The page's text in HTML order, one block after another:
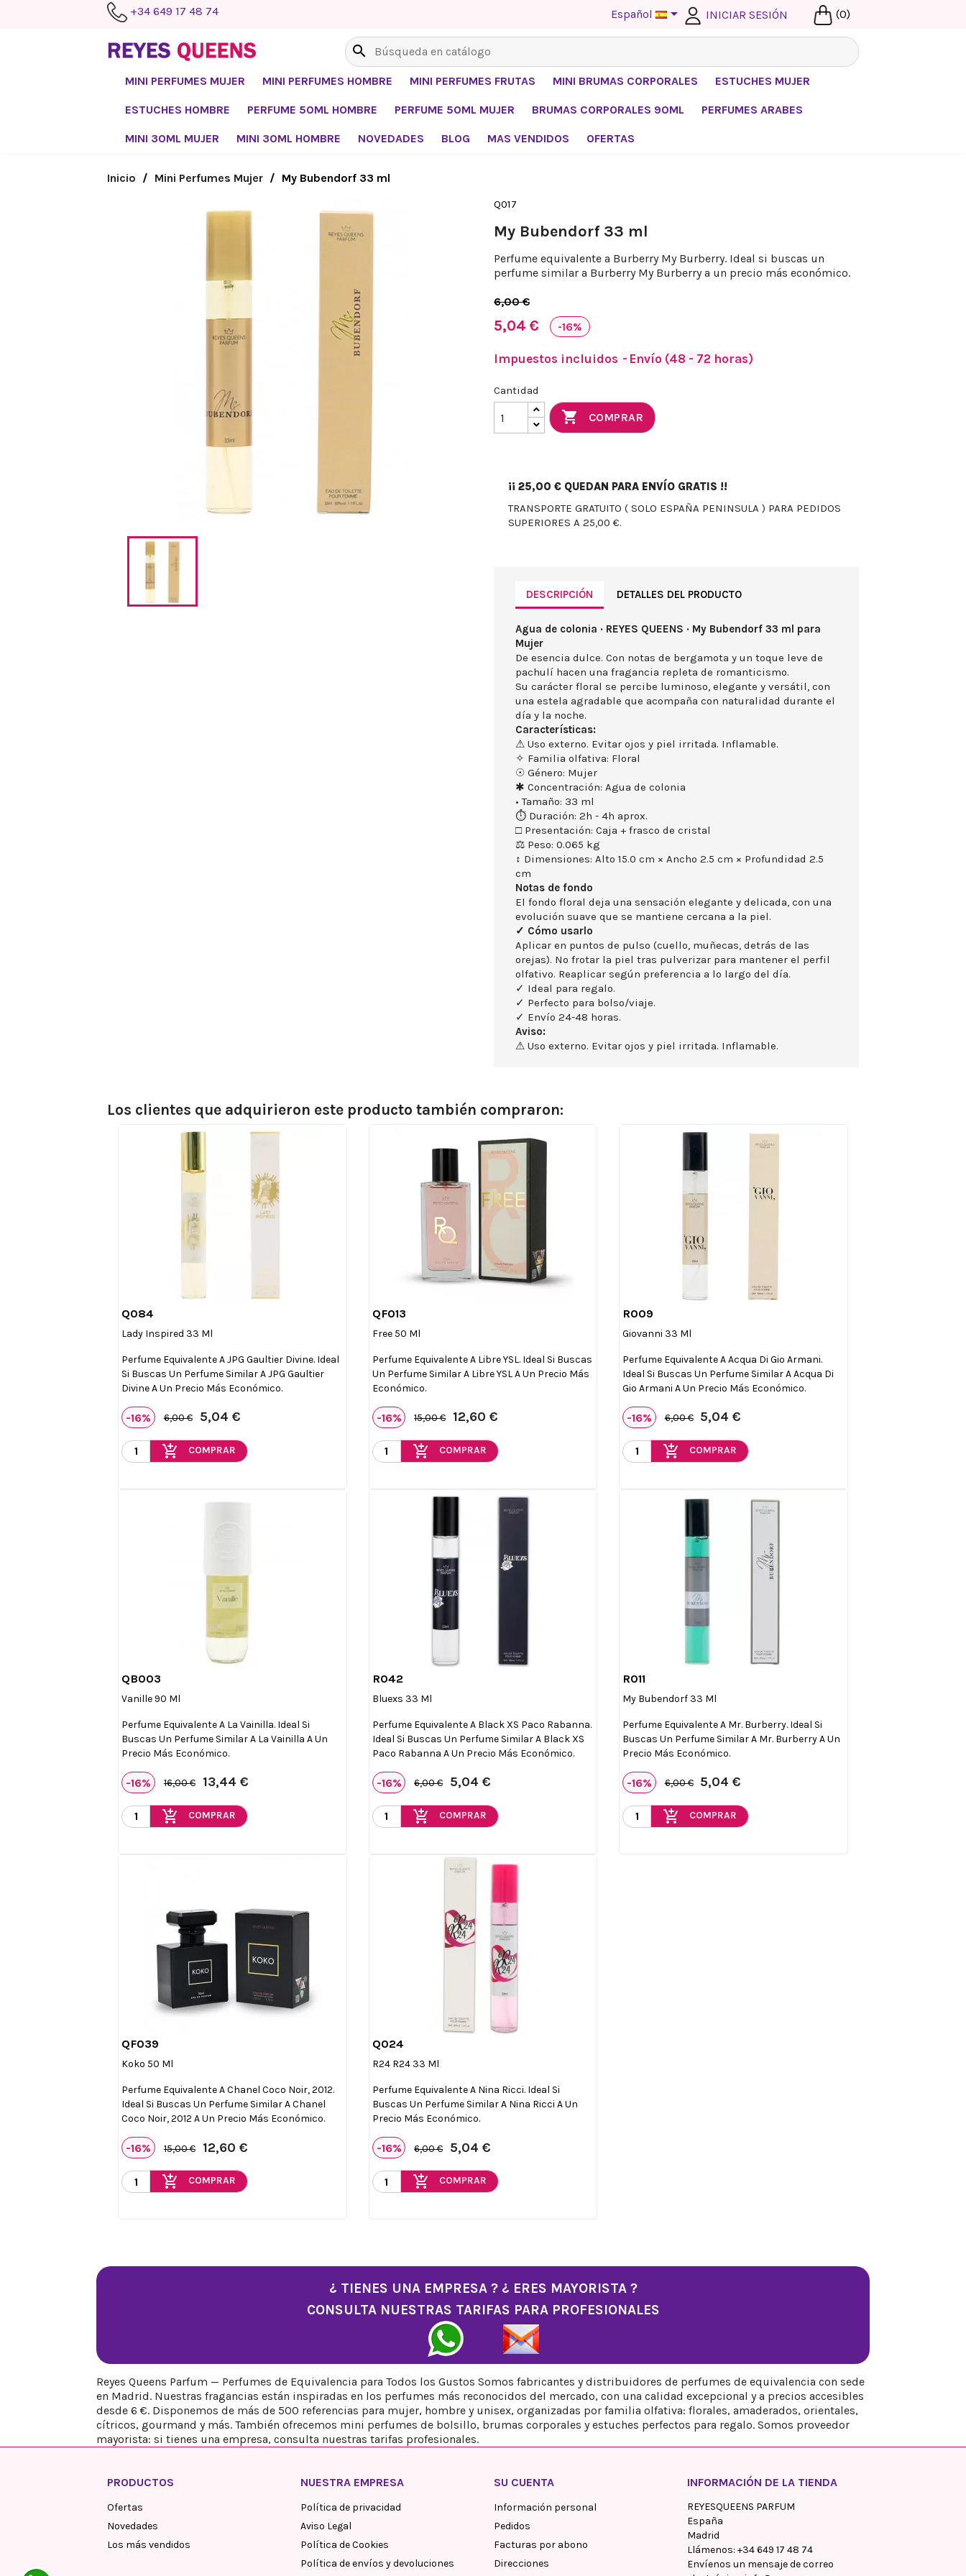
+34 649 17 48 74 Español  INICIAR SESIÓN (0)
search
MINI PERFUMES MUJER MINI PERFUMES HOMBRE MINI PERFUMES FRUTAS MINI BRUMAS CORPORALES ESTUCHES MUJER
ESTUCHES HOMBRE PERFUME 50ML HOMBRE PERFUME 50ML MUJER BRUMAS CORPORALES 90ML PERFUMES ARABES
MINI 30ML MUJER MINI 30ML HOMBRE NOVEDADES BLOG MAS VENDIDOS OFERTAS
Inicio Mini Perfumes Mujer My Bubendorf 33 ml
Q017
My Bubendorf 33 ml
Perfume equivalente a Burberry My Burberry. Ideal si buscas un
perfume similar a Burberry My Burberry a un precio más económico.
6,00 €
5,04 € -16%
Impuestos incluidos Envío (48 - 72 horas)
Cantidad
 COMPRAR
¡¡ 25,00 € QUEDAN PARA ENVÍO GRATIS !!
TRANSPORTE GRATUITO ( SOLO ESPAÑA PENINSULA ) PARA PEDIDOS
SUPERIORES A 25,00 €.
DESCRIPCIÓN DETALLES DEL PRODUCTO
Agua de colonia · REYES QUEENS · My Bubendorf 33 ml para
Mujer
De esencia dulce. Con notas de bergamota y un toque leve de
pachulí hacen una fragancia repleta de romanticismo.
Su carácter floral se percibe luminoso, elegante y versátil, con
una estela agradable que acompaña con naturalidad durante el
día y la noche.
Características:
⚠ Uso externo. Evitar ojos y piel irritada. Inflamable.
✧ Familia olfativa: Floral
☉ Género: Mujer
✱ Concentración: Agua de colonia
• Tamaño: 33 ml
⏱ Duración: 2h - 4h aprox.
□ Presentación: Caja + frasco de cristal
⚖ Peso: 0.065 kg
↕ Dimensiones: Alto 15.0 cm × Ancho 2.5 cm × Profundidad 2.5
cm
Notas de fondo
El fondo floral deja una sensación elegante y delicada, con una
evolución suave que se mantiene cercana a la piel.
✓ Cómo usarlo
Aplicar en puntos de pulso (cuello, muñecas, detrás de las
orejas). No frotar la piel tras pulverizar para mantener el perfil
olfativo. Reaplicar según preferencia a lo largo del día.
✓ Ideal para regalo.
✓ Perfecto para bolso/viaje.
✓ Envío 24-48 horas.
Aviso:
⚠ Uso externo. Evitar ojos y piel irritada. Inflamable.
Los clientes que adquirieron este producto también compraron:
Q084
Lady Inspired 33 Ml
Perfume Equivalente A JPG Gaultier Divine. Ideal
Si Buscas Un Perfume Similar A JPG Gaultier
Divine A Un Precio Más Económico.
-16% 6,00 € 5,04 €
add_shopping_cart COMPRAR
QF013
Free 50 Ml
Perfume Equivalente A Libre YSL. Ideal Si Buscas
Un Perfume Similar A Libre YSL A Un Precio Más
Económico.
-16% 15,00 € 12,60 €
add_shopping_cart COMPRAR
R009
Giovanni 33 Ml
Perfume Equivalente A Acqua Di Gio Armani.
Ideal Si Buscas Un Perfume Similar A Acqua Di
Gio Armani A Un Precio Más Económico.
-16% 6,00 € 5,04 €
add_shopping_cart COMPRAR
QB003
Vanille 90 Ml
Perfume Equivalente A La Vainilla. Ideal Si
Buscas Un Perfume Similar A La Vainilla A Un
Precio Más Económico.
-16% 16,00 € 13,44 €
add_shopping_cart COMPRAR
R042
Bluexs 33 Ml
Perfume Equivalente A Black XS Paco Rabanna.
Ideal Si Buscas Un Perfume Similar A Black XS
Paco Rabanna A Un Precio Más Económico.
-16% 6,00 € 5,04 €
add_shopping_cart COMPRAR
R011
My Bubendorf 33 Ml
Perfume Equivalente A Mr. Burberry. Ideal Si
Buscas Un Perfume Similar A Mr. Burberry A Un
Precio Más Económico.
-16% 6,00 € 5,04 €
add_shopping_cart COMPRAR
QF039
Koko 50 Ml
Perfume Equivalente A Chanel Coco Noir, 2012.
Ideal Si Buscas Un Perfume Similar A Chanel
Coco Noir, 2012 A Un Precio Más Económico.
-16% 15,00 € 12,60 €
add_shopping_cart COMPRAR
Q024
R24 R24 33 Ml
Perfume Equivalente A Nina Ricci. Ideal Si
Buscas Un Perfume Similar A Nina Ricci A Un
Precio Más Económico.
-16% 6,00 € 5,04 €
add_shopping_cart COMPRAR
¿ TIENES UNA EMPRESA ? ¿ ERES MAYORISTA ?
CONSULTA NUESTRAS TARIFAS PARA PROFESIONALES
Reyes Queens Parfum — Perfumes de Equivalencia para Todos los Gustos Somos fabricantes y distribuidores de perfumes de equivalencia con sede
en Madrid. Nuestras fragancias están inspiradas en los perfumes más reconocidos del mercado, con una calidad excepcional y a precios accesibles
desde 6 €. Disponemos de más de 500 referencias para mujer, hombre y unisex, organizadas por familia olfativa: florales, amaderados, orientales,
cítricos, gourmand y más. También ofrecemos mini perfumes de bolsillo, brumas corporales y estuches perfectos para regalo. Somos proveedor
mayorista: si tienes una empresa, consulta nuestras tarifas profesionales.
PRODUCTOS
Ofertas
Novedades
Los más vendidos
NUESTRA EMPRESA
Política de privacidad
Aviso Legal
Política de Cookies
Política de envíos y devoluciones
SU CUENTA
Información personal
Pedidos
Facturas por abono
Direcciones
INFORMACIÓN DE LA TIENDA
REYESQUEENS PARFUM
España
Madrid
Llámenos: +34 649 17 48 74
Envíenos un mensaje de correo